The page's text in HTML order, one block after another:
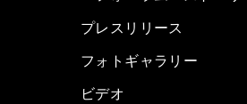
プレスリリース
フォトギャラリー
ビデオ